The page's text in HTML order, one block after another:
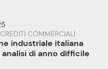
COMMERCIALI
industriale italiana
analisi di anno difficile